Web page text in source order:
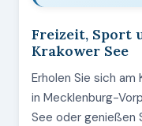
Freizeit, Sport
Krakower See
Erholen Sie sich am
in Mecklenburg-
See oder genießen